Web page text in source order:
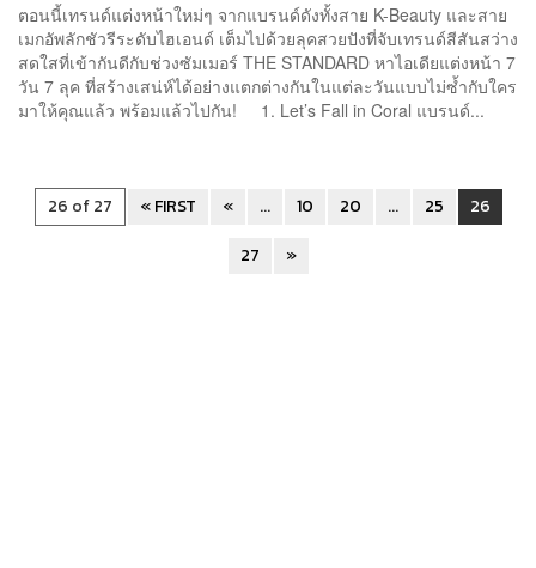
ตอนนี้เทรนด์แต่งหน้าใหม่ๆ จากแบรนด์ดังทั้งสาย K-Beauty และสาย
เมกอัพลักชัวรีระดับไฮเอนด์ เต็มไปด้วยลุคสวยปังที่จับเทรนด์สีสันสว่าง
สดใสที่เข้ากันดีกับช่วงซัมเมอร์ THE STANDARD หาไอเดียแต่งหน้า 7
วัน 7 ลุค ที่สร้างเสน่ห์ได้อย่างแตกต่างกันในแต่ละวันแบบไม่ซ้ำกับใคร
มาให้คุณแล้ว พร้อมแล้วไปกัน! 1. Let’s Fall in Coral แบรนด์...
26 of 27 « FIRST « ... 10 20 ... 25
26
27
»